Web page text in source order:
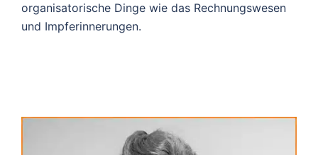
organisatorische Dinge wie das Rechnungswesen
und Impferinnerungen.